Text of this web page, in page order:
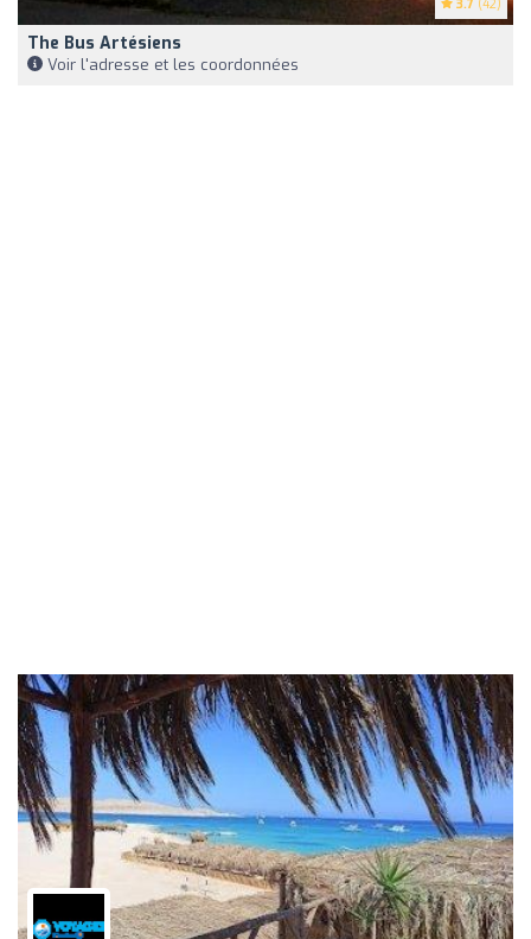
3.7 (42)
The Bus Artésiens
Voir l'adresse et les coordonnées